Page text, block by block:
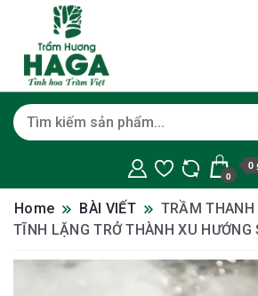
0
0
Home BÀI VIẾT
TRẦM
TĨNH LẶNG TRỞ THÀNH XU HƯỚNG